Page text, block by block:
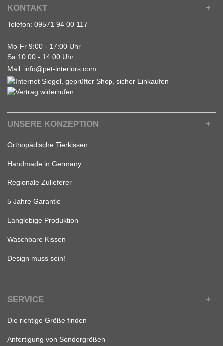
KONTAKT
Telefon: 09571 94 00 117
Mo-Fr 9:00 - 17:00 Uhr
Sa 10:00 - 14:00 Uhr
Mail: info@pet-interiors.com
UNSERE KONZEPTION
Orthopädische Tierkissen
Handmade in Germany
Regionale Zulieferer
5 Jahre Garantie
Langlebige Produktion
Waschbare Kissen
Design muss sein!
SERVICE
Die richtige Größe finden
Anfertigung von Sondergrößen